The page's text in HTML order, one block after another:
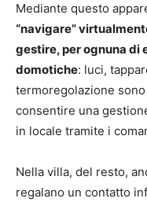
Mediante questo
“navigare”
gestire, per ognuna di
domotiche: luci,
termoregolazione
consentire una
in locale tramite i
Nella villa, del resto,
regalano un contatto